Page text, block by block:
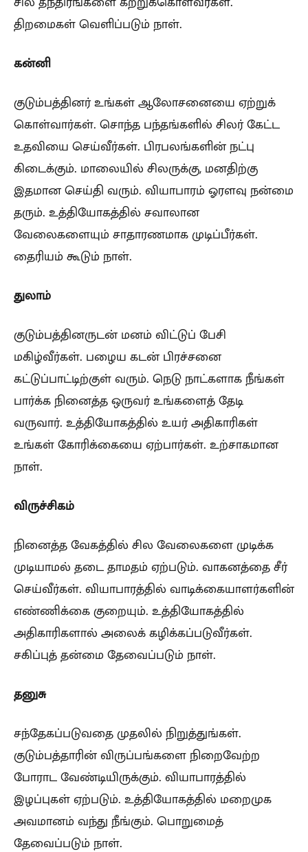
திறமைகள் வெளிப்படும் நாள்.
கன்னி
குடும்பத்தினர் உங்கள் ஆலோசனையை ஏற்றுக்
கொள்வார்கள். சொந்த பந்தங்களில் சிலர் கேட்ட
உதவியை செய்வீர்கள். பிரபலங்களின் நட்பு
கிடைக்கும். மாலையில் சிலருக்கு, மனதிற்கு
இதமான செய்தி வரும். வியாபாரம் ஓரளவு நன்மை
தரும். உத்தியோகத்தில் சவாலான
வேலைகளையும் சாதாரணமாக முடிப்பீர்கள்.
தைரியம் கூடும் நாள்.
துலாம்
குடும்பத்தினருடன் மனம் விட்டுப் பேசி
மகிழ்வீர்கள். பழைய கடன் பிரச்சனை
கட்டுப்பாட்டிற்குள் வரும். நெடு நாட்களாக நீங்கள்
பார்க்க நினைத்த ஒருவர் உங்களைத் தேடி
வருவார். உத்தியோகத்தில் உயர் அதிகாரிகள்
உங்கள் கோரிக்கையை ஏற்பார்கள். உற்சாகமான
நாள்.
விருச்சிகம்
நினைத்த வேகத்தில் சில வேலைகளை முடிக்க
முடியாமல் தடை தாமதம் ஏற்படும். வாகனத்தை சீர்
செய்வீர்கள். வியாபாரத்தில் வாடிக்கையாளர்களின்
எண்ணிக்கை குறையும். உத்தியோகத்தில்
அதிகாரிகளால் அலைக் கழிக்கப்படுவீர்கள்.
சகிப்புத் தன்மை தேவைப்படும் நாள்.
தனுசு
சந்தேகப்படுவதை முதலில் நிறுத்துங்கள்.
குடும்பத்தாரின் விருப்பங்களை நிறைவேற்ற
போராட வேண்டியிருக்கும். வியாபாரத்தில்
இழப்புகள் ஏற்படும். உத்தியோகத்தில் மறைமுக
அவமானம் வந்து நீங்கும். பொறுமைத்
தேவைப்படும் நாள்.